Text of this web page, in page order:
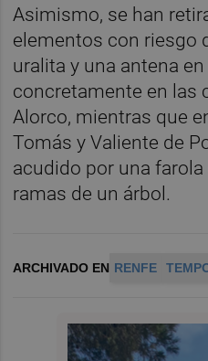
Asimismo, se han
elementos con riesgo
uralita y una antena
concretamente en las
Alorco, mientras que
Tomás y Valiente de
acudido por una
ramas de un árbol.
ARCHIVADO EN RENFE